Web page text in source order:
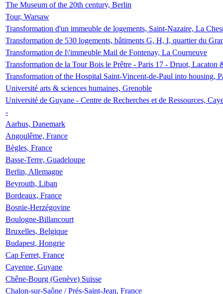
The Museum of the 20th century, Berlin
Tour, Warsaw
Transformation d'un immeuble de logements, Saint-Nazaire, La
Transformation de 530 logements, bâtiments G, H, I, quartier du
Transformation de l\'immeuble Mail de Fontenay, La Courneuve
Transformation de la Tour Bois le Prêtre - Paris 17 - Druot, Lacaton
Transformation of the Hospital Saint-Vincent-de-Paul into housing,
Université arts & sciences humaines, Grenoble
Université de Guyane - Centre de Recherches et de Ressources,
-
Aarhus, Danemark
Angoulême, France
Bègles, France
Basse-Terre, Guadeloupe
Berlin, Allemagne
Beyrouth, Liban
Bordeaux, France
Bosnie-Herzégovine
Boulogne-Billancourt
Bruxelles, Belgique
Budapest, Hongrie
Cap Ferret, France
Cayenne, Guyane
Chêne-Bourg (Genève) Suisse
Chalon-sur-Saône / Prés-Saint-Jean, France